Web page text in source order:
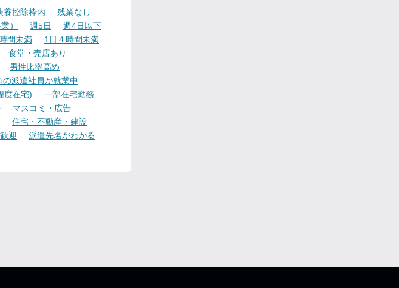
養控除枠内
残業なし
） 週5日
週4日以下
間未満
1日４時間未満
食堂・売店あり
男性比率高め
の派遣社員が就業中
度在宅)
一部在宅勤務
マスコミ・広告
住宅・不動産・建設
迎
派遣先名がわかる